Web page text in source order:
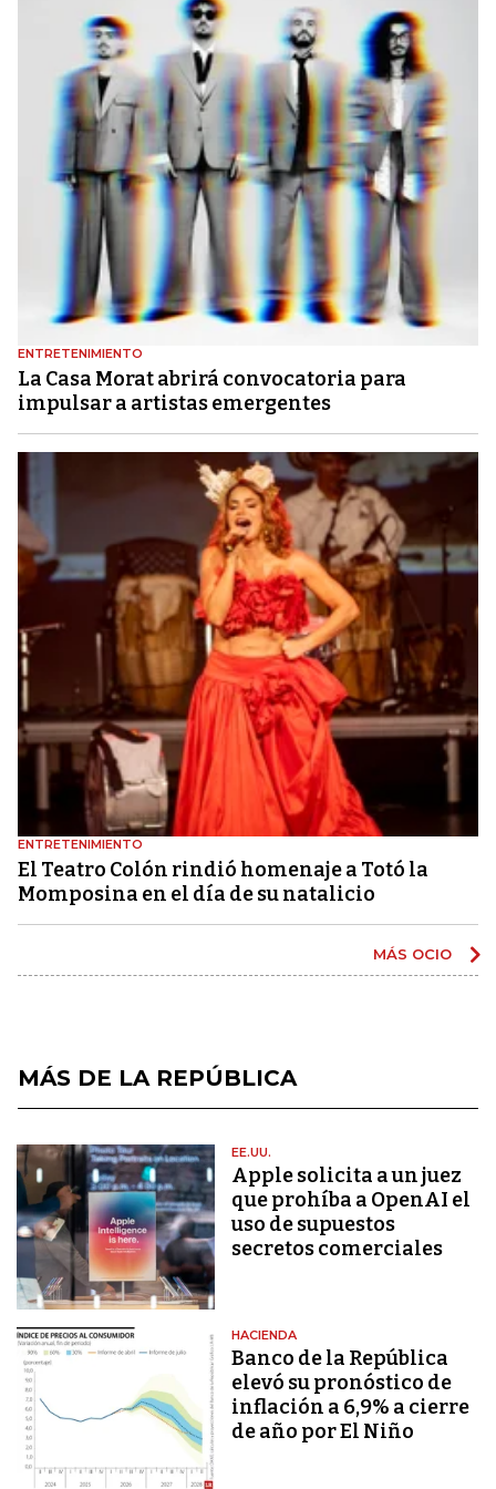
ENTRETENIMIENTO
La Casa Morat abrirá convocatoria para
impulsar a artistas emergentes
ENTRETENIMIENTO
El Teatro Colón rindió homenaje a Totó la
Momposina en el día de su natalicio
MÁS OCIO
MÁS DE LA REPÚBLICA
EE.UU.
Apple solicita a un juez
que prohíba a OpenAI el
uso de supuestos
secretos comerciales
HACIENDA
Banco de la República
elevó su pronóstico de
inflación a 6,9% a cierre
de año por El Niño